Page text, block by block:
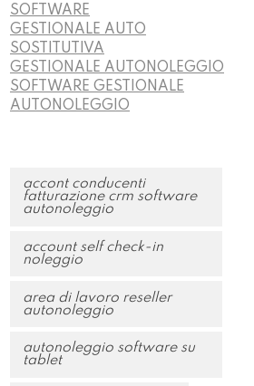
SOFTWARE
GESTIONALE AUTO
SOSTITUTIVA
GESTIONALE AUTONOLEGGIO
SOFTWARE GESTIONALE
AUTONOLEGGIO
accont conducenti
fatturazione crm software
autonoleggio
account self check-in
noleggio
area di lavoro reseller
autonoleggio
autonoleggio software su
tablet